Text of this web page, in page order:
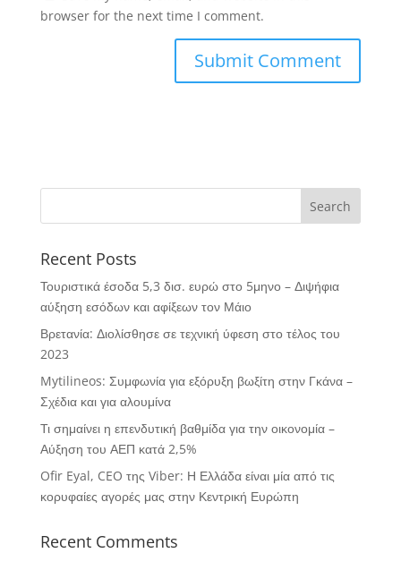
browser for the next time I comment.
Recent Posts
Τουριστικά έσοδα 5,3 δισ. ευρώ στο 5μηνο – Διψήφια
αύξηση εσόδων και αφίξεων τον Μάιο
Βρετανία: Διολίσθησε σε τεχνική ύφεση στο τέλος του
2023
Mytilineos: Συμφωνία για εξόρυξη βωξίτη στην Γκάνα –
Σχέδια και για αλουμίνα
Τι σημαίνει η επενδυτική βαθμίδα για την οικονομία –
Αύξηση του ΑΕΠ κατά 2,5%
Ofir Eyal, CEO της Viber: Η Ελλάδα είναι μία από τις
κορυφαίες αγορές μας στην Κεντρική Ευρώπη
Recent Comments